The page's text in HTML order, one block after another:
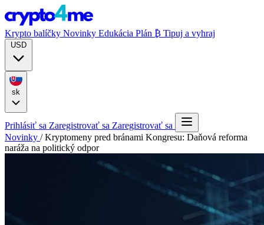
Krypto balíčky Novinky Edukácia Plán ₿ Tipuj a vyhraj
Prihlásiť sa Zaregistrovať sa Zaregistrovať sa
Novinky / Kryptomeny pred bránami Kongresu: Daňová reforma
naráža na politický odpor